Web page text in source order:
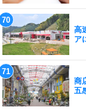
高
ア
商
五